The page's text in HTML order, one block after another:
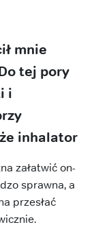
mnie
tej pory
i
inhalator
załatwić on-
sprawna, a
przesłać